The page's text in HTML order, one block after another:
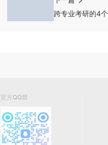
跨专业考研的4
官方QQ群